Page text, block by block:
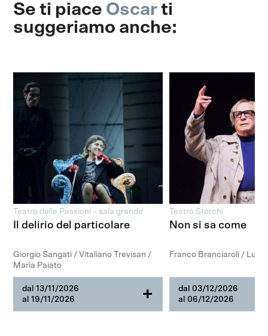
Se ti piace Oscar ti
suggeriamo anche:
Teatro delle Passioni – sala grande
Il delirio del particolare
Giorgio Sangati / Vitaliano Trevisan /
Maria Paiato
dal 13/11/2026
al 19/11/2026
+
Teatro Storchi
Non si sa come
Franco Branciaroli / Luigi
dal 03/12/2026
al 06/12/2026